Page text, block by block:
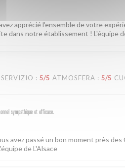
apprécié l'ensemble de votre
dans notre établissement ! L'équipe
SERVIZIO : 5/5 ATMOSFERA : 5/5
sympathique et efficace.
avez passé un bon moment près
de L'Alsace